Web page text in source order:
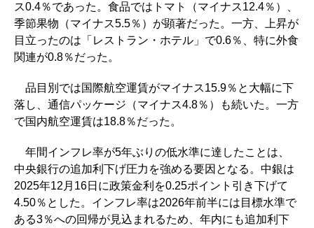
ス0.4％であった。食品ではトマト（マイナス12.4％）、
季節果物（マイナス5.5％）が顕著だった。一方、上昇が
目立ったのは「レストラン・ホテル」で0.6％、特に外食
関連が0.8％だった。
品目別では国際航空運賃がマイナス15.9％と大幅に下
落し、通信パッケージ（マイナス4.8％）も続いた。一方
で国内航空運賃は18.8％だった。
年間インフレ率が5年ぶりの低水準に達したことは、
中央銀行の追加利下げ圧力を強める要因となる。中銀は
2025年12月16日に政策金利を0.25ポイント引き下げて
4.50％とした。インフレ率は2026年前半には目標水準で
ある3％への回帰が見込まれるため、年内にも追加利下